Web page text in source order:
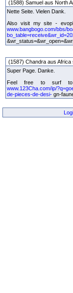
(1588) Samuel aus North
Nette Seite. Vielen Dank.
Also visit my site -
www.bangbogo.com/bbs/
(1587) Chandra aus Africa
Super Page. Danke.
Feel free to surf
www.123Cha.com/ip/
de-pieces-de-desi- gn-